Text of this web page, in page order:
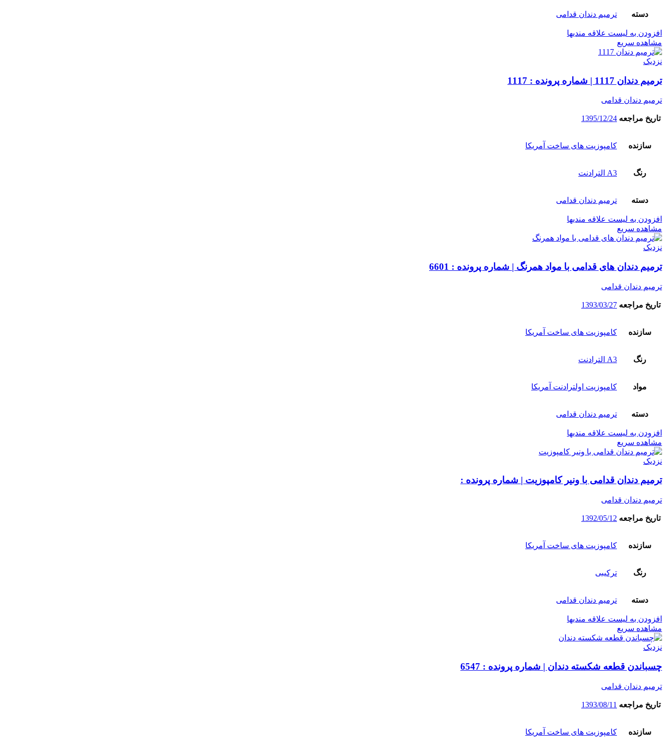
دسته ترمیم دندان قدامی
افزودن به لیست علاقه مندیها
مشاهده سریع
نزدیک
ترمیم دندان 1117 | شماره پرونده : 1117
ترمیم دندان قدامی
تاریخ مراجعه 1395/12/24
سازنده کامپوزیت های ساخت آمریکا
رنگ A3 الترادنت
دسته ترمیم دندان قدامی
افزودن به لیست علاقه مندیها
مشاهده سریع
نزدیک
ترمیم دندان های قدامی با مواد همرنگ | شماره پرونده : 6601
ترمیم دندان قدامی
تاریخ مراجعه 1393/03/27
سازنده کامپوزیت های ساخت آمریکا
رنگ A3 الترادنت
مواد کامپوزیت اولترادنت آمریکا
دسته ترمیم دندان قدامی
افزودن به لیست علاقه مندیها
مشاهده سریع
نزدیک
ترمیم دندان قدامی با ونیر کامپوزیت | شماره پرونده :
ترمیم دندان قدامی
تاریخ مراجعه 1392/05/12
سازنده کامپوزیت های ساخت آمریکا
رنگ ترکیبی
دسته ترمیم دندان قدامی
افزودن به لیست علاقه مندیها
مشاهده سریع
نزدیک
چسباندن قطعه شکسته دندان | شماره پرونده : 6547
ترمیم دندان قدامی
تاریخ مراجعه 1393/08/11
سازنده کامپوزیت های ساخت آمریکا